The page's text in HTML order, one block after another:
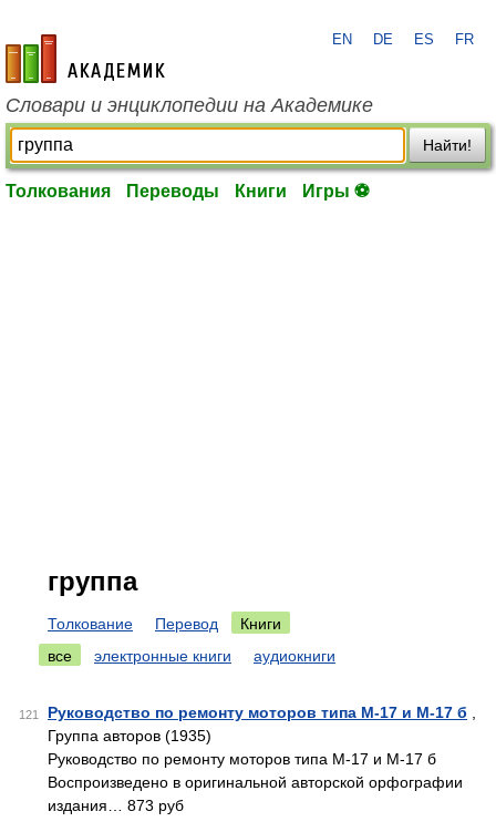
academic.ru
EN DE ES FR
Словари и энциклопедии на Академике
Найти!
Толкования Переводы Книги Игры ⚽
группа
Толкование Перевод
Книги
все
электронные книги аудиокниги
121 Руководство по ремонту моторов типа М-17 и М-17 б
Группа авторов (1935)
Руководство по ремонту моторов типа М-17 и М-17 б
Воспроизведено в оригинальной авторской орфографии
издания… 873 руб